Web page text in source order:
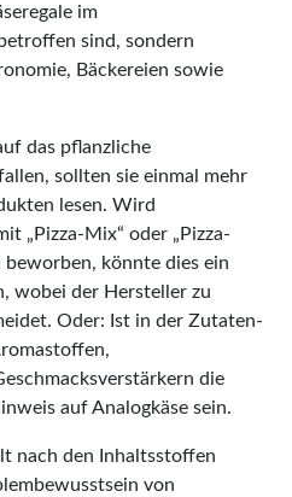
im
sind, sondern
Bäckereien sowie
das pflanzliche
sollten sie einmal mehr
lesen. Wird
„Pizza-Mix“ oder „Pizza-
be­worben, könnte dies ein
wobei der Hersteller zu
Oder: Ist in der Zutaten­
die
auf Ana­logkäse sein.
nach den Inhaltsstoffen
von